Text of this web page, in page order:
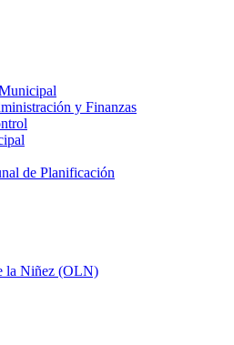
y Finanzas
de Planificación
la Niñez (OLN)